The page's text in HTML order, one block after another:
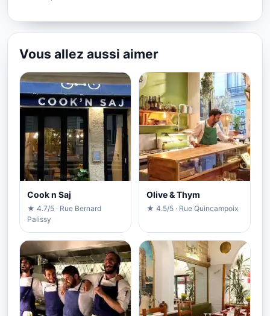
Vous allez aussi aimer
Cook n Saj
★ 4.7/5 · Rue Bernard
Palissy
Olive & Thym
★ 4.5/5 · Rue Quincampoix